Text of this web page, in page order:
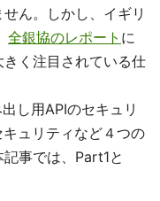
ん。しかし、イギリ
全銀協のレポート に
く注目されている仕
し用APIのセキュリ
ュリティなど４つの
事では、Part1と